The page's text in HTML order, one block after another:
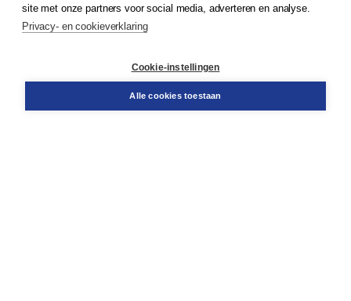
Bestellen
site met onze partners voor social media, adverteren en analyse.
Privacy- en cookieverklaring
Cookie-instellingen
Alle cookies toestaan